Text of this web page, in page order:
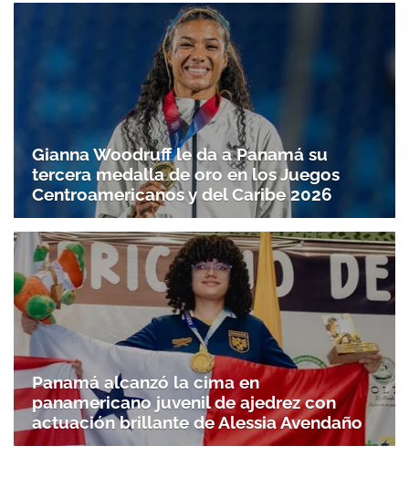
Gianna Woodruff le da a Panamá su
tercera medalla de oro en los Juegos
Centroamericanos y del Caribe 2026
Panamá alcanzó la cima en
panamericano juvenil de ajedrez con
actuación brillante de Alessia Avendaño